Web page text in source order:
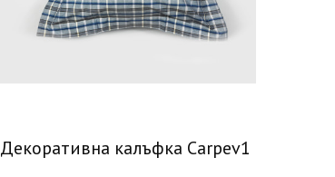
Декоративна калъфка Carpev1